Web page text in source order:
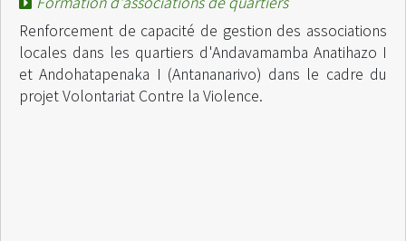
Renforcement de capacité de gestion des associations
locales dans les quartiers d'Andavamamba Anatihazo I
et Andohatapenaka I (Antananarivo) dans le cadre du
projet Volontariat Contre la Violence.